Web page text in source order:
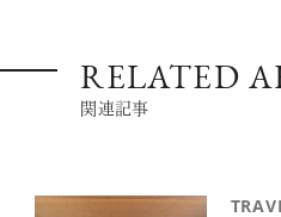
RELATED
関連記事